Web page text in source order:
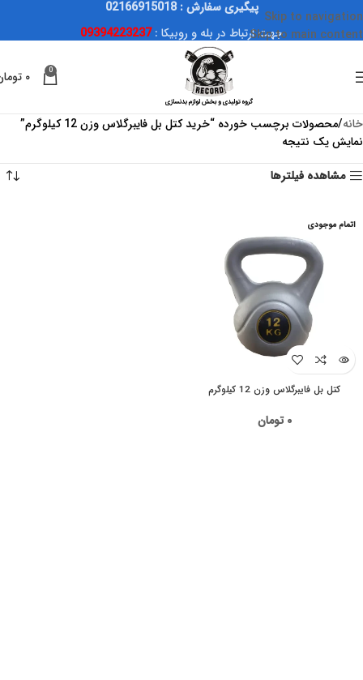
Skip to navigation
Skip to main content
پیگیری سفارش : 02166915018
جهت ارتباط در بله و روبیکا :09394223237
0 ۰
خانه محصولات برچسب خورده “خرید کتل بل فایبرگلاس وزن 12 کیلوگرم”
نمایش یک نتیجه
مشاهده فیلترها
اتمام موجودی
کتل بل فایبرگلاس وزن 12 کیلوگرم
۰ تومان